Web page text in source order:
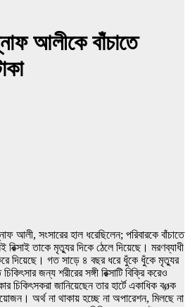
আলীকে বাঁচাতে
আলী, সংসারের হাল ধরেছিলেন; পরিবারকে বাঁচাতে
তাকে মৃত্যুর দিকে ঠেলে দিয়েছে। মরণব্যাধী
দিয়েছে। গত সাড়ে ৪ বছর ধরে ধুঁকে ধুঁকে মৃত্যুর
জন্য শরীরের সঙ্গী রিক্সাটি বিক্রি করেও
চিকিৎসকরা জানিয়েছেন তার হার্টে একাধিক বøক
অর্থ না থাকায় হচ্ছে না অপারেশন, মিলছে না